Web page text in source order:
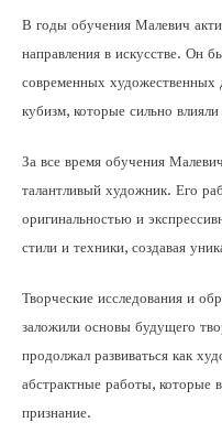
В годы обучения Малевич
направления в искусстве. Он
современных художественных
кубизм, которые сильно
За все время обучения
талантливый художник. Его
оригинальностью и
стили и техники, создавая
Творческие исследования и
заложили основы будущего
продолжал развиваться как
абстрактные работы, которые
признание.